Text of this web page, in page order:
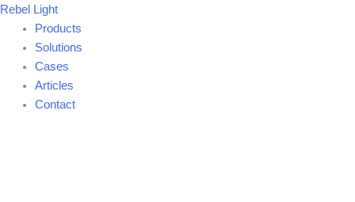
Skip
content
Rebel Light
Products
Solutions
Cases
Articles
Contact